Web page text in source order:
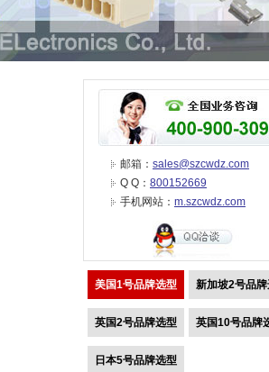
邮箱： sales@szcwdz.com
Q Q： 800152669
手机网站： m.szcwdz.com
美国1号品牌选型 新加坡2号品
英国2号品牌选型 英国10号品牌
日本5号品牌选型